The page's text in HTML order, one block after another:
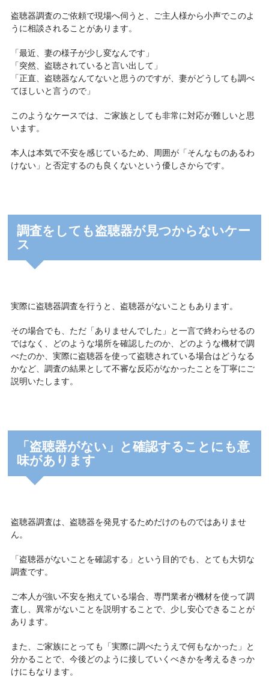
盗聴器調査のご依頼で現場へ伺うと、ご主人様から小声でこのよ
うに相談されることがあります。
「最近、妻の様子が少し変なんです」
「突然、盗聴されていると言い出して」
「正直、盗聴器なんてないと思うのですが、妻がどうしても調べ
てほしいと言うので」
このようなケースでは、ご家族としても非常に対応が難しいと思
います。
本人は本気で不安を感じているため、周囲が「そんなものあるわ
けない」と否定するのも良くないという優しさからです。
調査をしても盗聴器が見つからないケー
ス
実際に盗聴器調査を行うと、盗聴器がないこともあります。
その場合でも、ただ「ありませんでした」と一言で終わらせるの
ではなく、どのような場所を確認したのか、どのような機材で調
べたのか、実際に盗聴器を使って盗聴されている場合はどうなる
かなど、調査の結果として不審な反応がなかったことを丁寧にご
説明いたします。
「盗聴器がない」と確認することにも意
味があります
盗聴器調査は、盗聴器を発見するためだけのものではありませ
ん。
「盗聴器がないことを確認する」という目的でも、とても大切な
調査です。
ご本人が強い不安を抱えている場合、専門業者が機材を使って調
査し、異常がないことを説明することで、少し安心できることが
あります。
また、ご家族にとっても「実際に調べたうえで何もなかった」と
分かることで、今後どのように接していくべきかを考えるきっか
けにもなります。